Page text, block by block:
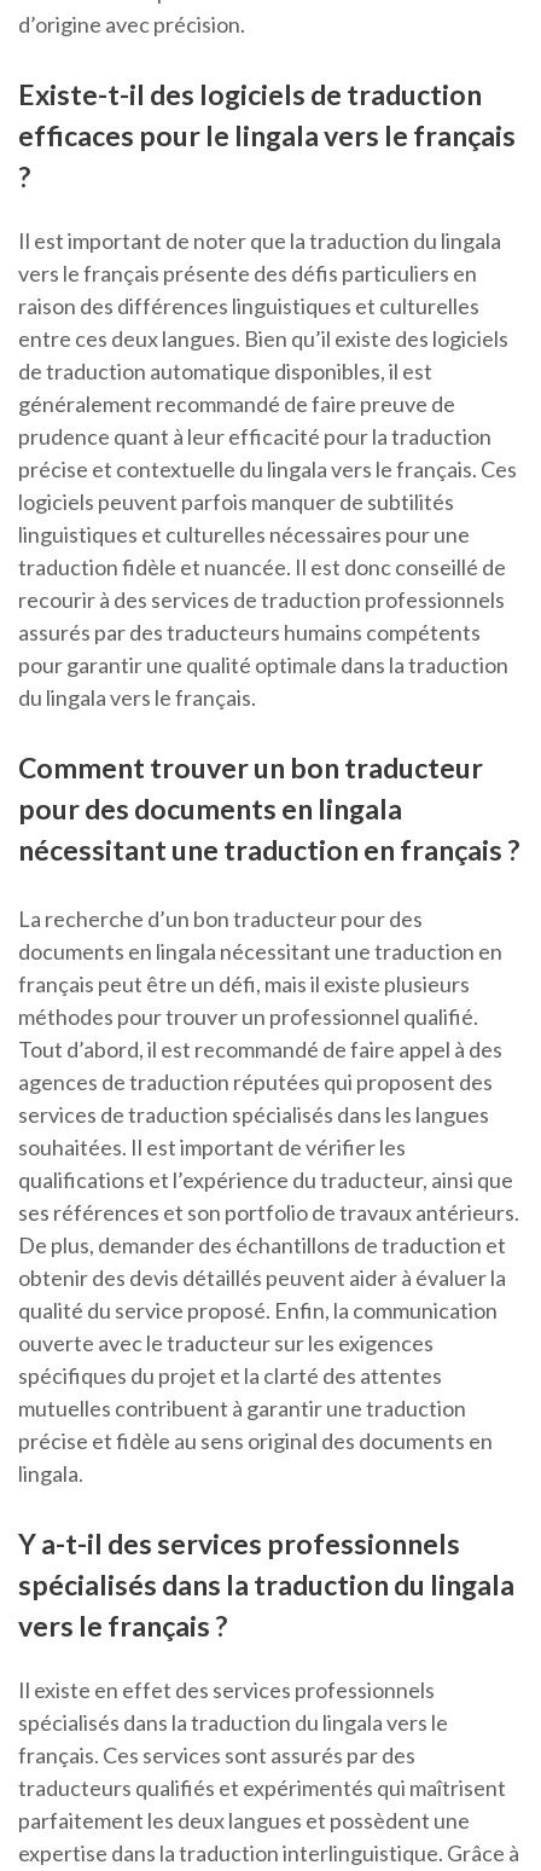
d’origine avec précision.
Existe-t-il des logiciels de traduction
efficaces pour le lingala vers le français
?
Il est important de noter que la traduction du lingala
vers le français présente des défis particuliers en
raison des différences linguistiques et culturelles
entre ces deux langues. Bien qu’il existe des logiciels
de traduction automatique disponibles, il est
généralement recommandé de faire preuve de
prudence quant à leur efficacité pour la traduction
précise et contextuelle du lingala vers le français. Ces
logiciels peuvent parfois manquer de subtilités
linguistiques et culturelles nécessaires pour une
traduction fidèle et nuancée. Il est donc conseillé de
recourir à des services de traduction professionnels
assurés par des traducteurs humains compétents
pour garantir une qualité optimale dans la traduction
du lingala vers le français.
Comment trouver un bon traducteur
pour des documents en lingala
nécessitant une traduction en français ?
La recherche d’un bon traducteur pour des
documents en lingala nécessitant une traduction en
français peut être un défi, mais il existe plusieurs
méthodes pour trouver un professionnel qualifié.
Tout d’abord, il est recommandé de faire appel à des
agences de traduction réputées qui proposent des
services de traduction spécialisés dans les langues
souhaitées. Il est important de vérifier les
qualifications et l’expérience du traducteur, ainsi que
ses références et son portfolio de travaux antérieurs.
De plus, demander des échantillons de traduction et
obtenir des devis détaillés peuvent aider à évaluer la
qualité du service proposé. Enfin, la communication
ouverte avec le traducteur sur les exigences
spécifiques du projet et la clarté des attentes
mutuelles contribuent à garantir une traduction
précise et fidèle au sens original des documents en
lingala.
Y a-t-il des services professionnels
spécialisés dans la traduction du lingala
vers le français ?
Il existe en effet des services professionnels
spécialisés dans la traduction du lingala vers le
français. Ces services sont assurés par des
traducteurs qualifiés et expérimentés qui maîtrisent
parfaitement les deux langues et possèdent une
expertise dans la traduction interlinguistique. Grâce à